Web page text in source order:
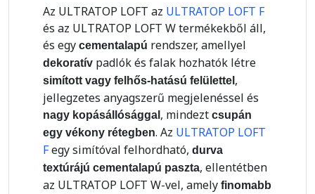
Az ULTRATOP LOFT az ULTRATOP LOFT F
és az ULTRATOP LOFT W termékekből áll,
és egy cementalapú rendszer, amellyel
dekoratív padlók és falak hozhatók létre
simított vagy felhős-hatású felülettel ,
jellegzetes anyagszerű megjelenéssel és
nagy kopásállósággal , mindezt csupán
egy vékony rétegben. Az ULTRATOP LOFT
Fegy simítóval felhordható, durva
textúrájú cementalapú paszta, ellentétben
az ULTRATOP LOFT W-vel, amely finomabb